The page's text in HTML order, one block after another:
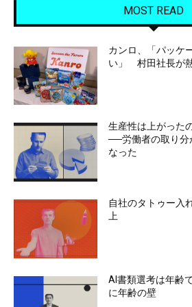
MOST READ
カンロ、「パッケ
い」 村田社長が
生産性は上がった
──労働者の取り分
なった
自社のタトゥー入
上
AI書類選考は年齢
に年齢の壁